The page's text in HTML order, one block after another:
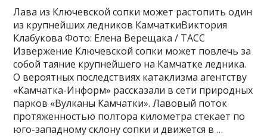
Лава из Ключевской сопки может растопить один
из крупнейших ледников КамчаткиВиктория
Клабукова Фото: Елена Верещака / ТАСС
Извержение Ключевской сопки может повлечь за
собой таяние крупнейшего на Камчатке ледника.
О вероятных последствиях катаклизма агентству
«Камчатка-Информ» рассказали в сети природных
парков «Вулканы Камчатки». Лавовый поток
протяженностью полтора километра стекает по
юго-западному склону сопки и движется в …